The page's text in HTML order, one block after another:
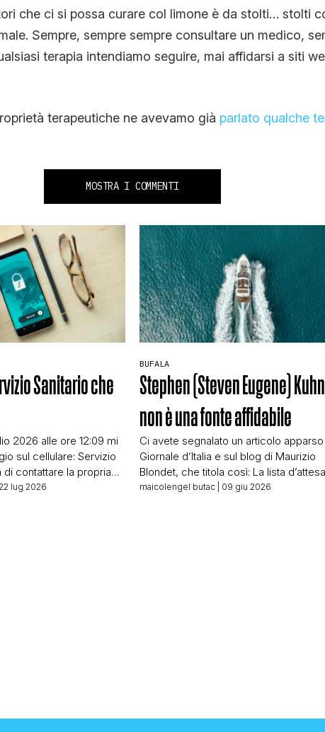
che ci si possa curare col limone è da stolti… stolti
Sempre, sempre sempre consultare un medico,
terapia intendiamo seguire, mai affidarsi a siti
terapeutiche ne avevamo già parlato qualche
MOSTRA I COMMENTI
Sanitario che
2026 alle ore 12:09 mi
sul cellulare: Servizio
di contattare la propria
al numero
22 lug 2026
BUFALA
Stephen (Steven Eugene) Kuhn
non è una fonte affidabile
Ci avete segnalato un articolo apparso
Giornale d’Italia e sul blog di Maurizio
Blondet, che titola così: La lista
quattro anni per l’acquisto di
maicolengel butac | 09 giu 2026